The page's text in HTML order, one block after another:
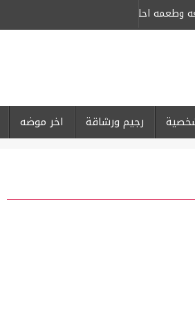
احلى من كبار المحلات
رجيم ورشاقة اخر موضه